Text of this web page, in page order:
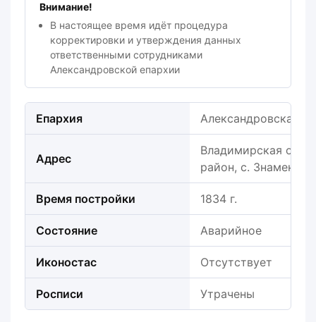
Внимание!
В настоящее время идёт процедура
корректировки и утверждения данных
ответственными сотрудниками
Александровской епархии
Епархия Александровская
Адрес
Владимирская
район, с.
Время постройки 1834 г.
Состояние Аварийное
Иконостас Отсутствует
Росписи Утрачены